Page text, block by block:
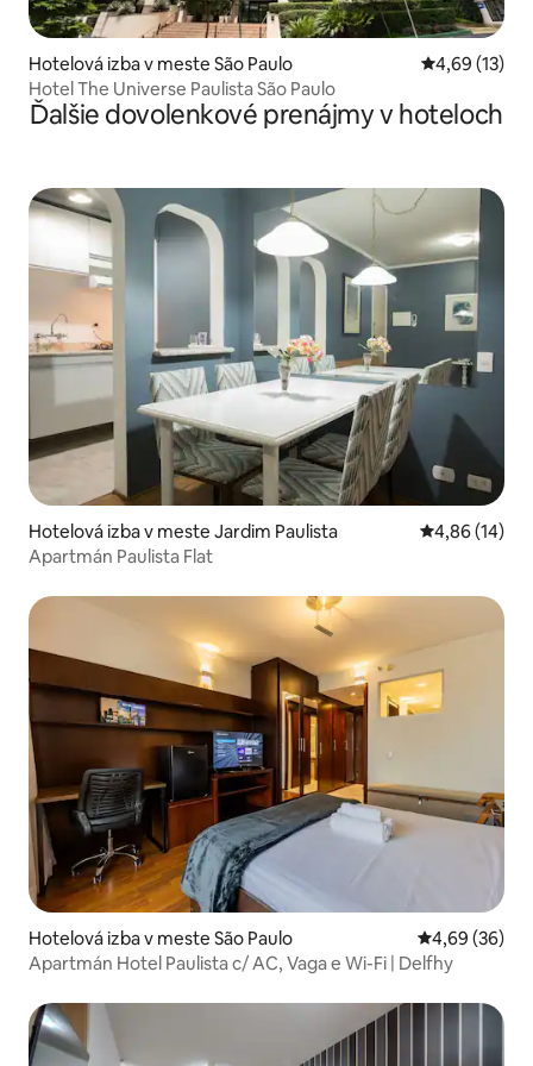
Hotelová izba v meste São Paulo Priemerné
4,69 (13)
Hotel The Universe Paulista São Paulo
Ďalšie dovolenkové prenájmy v hoteloch
Hotelová izba v meste Jardim Paulista Priemerné
4,86 (14)
Apartmán Paulista Flat
Hotelová izba v meste São Paulo Priemerné
4,69 (36)
Apartmán Hotel Paulista c/ AC, Vaga e Wi-Fi | Delfhy